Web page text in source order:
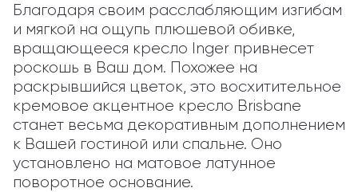
Благодаря своим расслабляющим изгибам
и мягкой на ощупь плюшевой обивке,
вращающееся кресло Inger привнесет
роскошь в Ваш дом. Похожее на
раскрывшийся цветок, это восхитительное
кремовое акцентное кресло Brisbane
станет весьма декоративным дополнением
к Вашей гостиной или спальне. Оно
установлено на матовое латунное
поворотное основание.